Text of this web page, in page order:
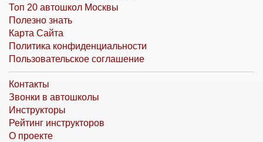
Топ 20 автошкол Москвы
Полезно знать
Карта Сайта
Политика конфиденциальности
Пользовательское соглашение
Контакты
Звонки в автошколы
Инструкторы
Рейтинг инструкторов
О проекте